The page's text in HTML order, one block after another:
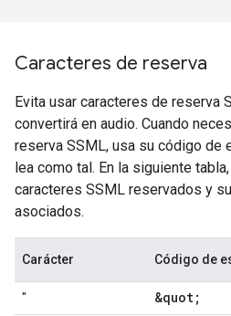
Caracteres de reserva
Evita usar caracteres de reserva
convertirá en audio. Cuando
reserva SSML, usa su código de
lea como tal. En la siguiente
caracteres SSML reservados y
asociados.
Carácter Código de
" &quot;